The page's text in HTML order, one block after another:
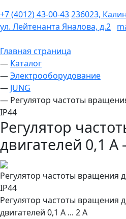
+7 (4012) 43-00-43236023,
ул. Лейтенанта Яналова, д.2
Главная страница
— Каталог
—Электрооборудование
— JUNG
— Регулятор частоты
IP44
Регулятор
двигателей 0,1 А
Регулятор частоты вращения
IP44
Регулятор частоты вращения
двигателей 0,1 A ... 2 A